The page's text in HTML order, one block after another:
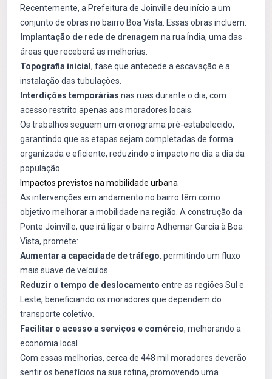
Recentemente, a Prefeitura de Joinville deu início a um
conjunto de obras no bairro Boa Vista. Essas obras incluem:
Implantação de rede de drenagem na rua Índia, uma das
áreas que receberá as melhorias.
Topografia inicial , fase que antecede a escavação e a
instalação das tubulações.
Interdições temporárias nas ruas durante o dia, com
acesso restrito apenas aos moradores locais.
Os trabalhos seguem um cronograma pré-estabelecido,
garantindo que as etapas sejam completadas de forma
organizada e eficiente, reduzindo o impacto no dia a dia da
população.
Impactos previstos na mobilidade urbana
As intervenções em andamento no bairro têm como
objetivo melhorar a mobilidade na região. A construção da
Ponte Joinville, que irá ligar o bairro Adhemar Garcia à Boa
Vista, promete:
Aumentar a capacidade de tráfego, permitindo um fluxo
mais suave de veículos.
Reduzir o tempo de deslocamento entre as regiões Sul e
Leste, beneficiando os moradores que dependem do
transporte coletivo.
Facilitar o acesso a serviços e comércio, melhorando a
economia local.
Com essas melhorias, cerca de 448 mil moradores deverão
sentir os benefícios na sua rotina, promovendo uma